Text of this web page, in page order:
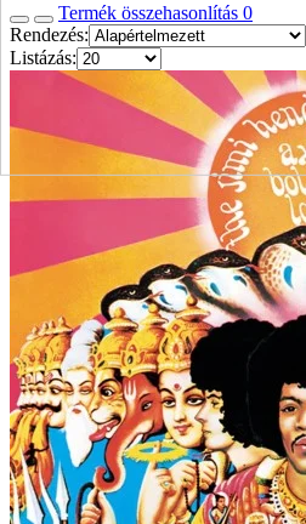
Termék összehasonlítás 0
Rendezés:
Listázás: